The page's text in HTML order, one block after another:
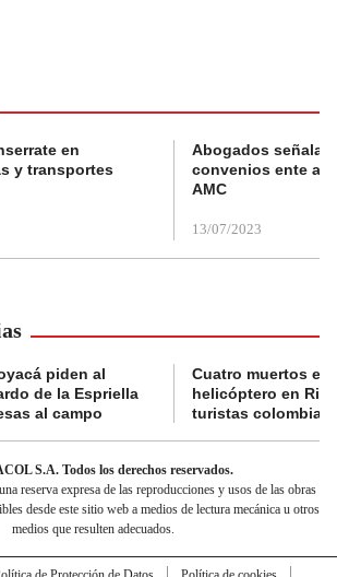
en
y transportes
Abogados
convenios ente
AMC
13/07/2023
piden al
de la Espriella
al campo
Cuatro muertos en
helicóptero en
turistas
S.A. Todos los derechos reservados.
reserva expresa de las reproducciones y usos de las obras
desde este sitio web a medios de lectura mecánica u otros
medios que resulten adecuados.